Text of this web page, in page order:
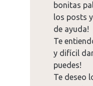
bonitas
los posts
de ayuda!
Te
y difícil
puedes!
Te deseo